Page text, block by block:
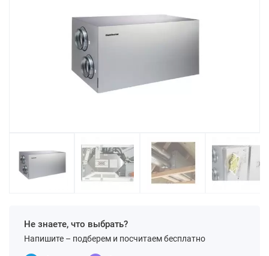
Не знаете, что выбрать?
Напишите – подберем и посчитаем бесплатно